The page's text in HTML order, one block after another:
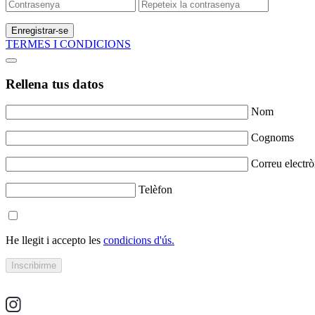
Enregistrar-se
TERMES I CONDICIONS
Rellena tus datos
Nom
Cognoms
Correu
Telèfon
He llegit i accepto les condicions d'ús.